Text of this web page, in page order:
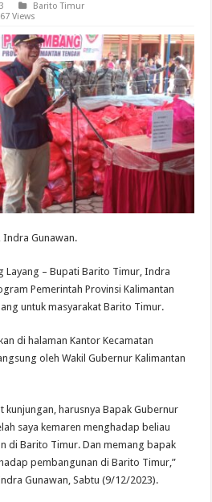
Barito Timur
Views
Indra Gunawan.
Layang – Bupati Barito Timur, Indra
Pemerintah Provinsi Kalimantan
untuk masyarakat Barito Timur.
di halaman Kantor Kecamatan
oleh Wakil Gubernur Kalimantan
kunjungan, harusnya Bapak Gubernur
saya kemaren menghadap beliau
di Barito Timur. Dan memang bapak
pembangunan di Barito Timur,”
Gunawan, Sabtu (9/12/2023).